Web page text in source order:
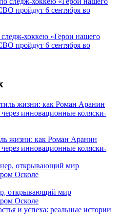
хоккею «Герои нашего
пройдут 6 сентября во
жизни: как Роман Аранин
через инновационные коляски-
открывающий мир
Осколе